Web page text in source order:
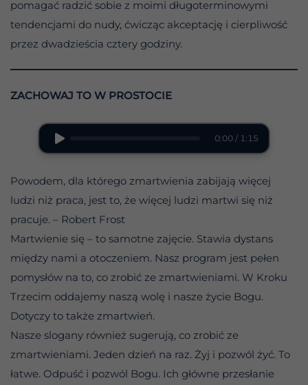
pomagać radzić sobie z moimi długoterminowymi
tendencjami do nudy, ćwicząc akceptację i cierpliwość
przez dwadzieścia cztery godziny.
ZACHOWAJ TO W PROSTOCIE
0:00 / 1:15
Powodem, dla którego zmartwienia zabijają więcej
ludzi niż praca, jest to, że więcej ludzi martwi się niż
pracuje. – Robert Frost
Martwienie się – to samotne zajęcie. Stawia dystans
między nami a otoczeniem. Nasz program jest pełen
pomysłów na to, co zrobić ze zmartwieniami. W Kroku
Trzecim oddajemy naszą wolę i nasze życie Bogu.
Dotyczy to także zmartwień.
Nasze slogany również sugerują, co zrobić ze
zmartwieniami. Jeden dzień na raz. Żyj i pozwól żyć. To
łatwe. Odpuść i pozwól Bogu. Ich główne przesłanie